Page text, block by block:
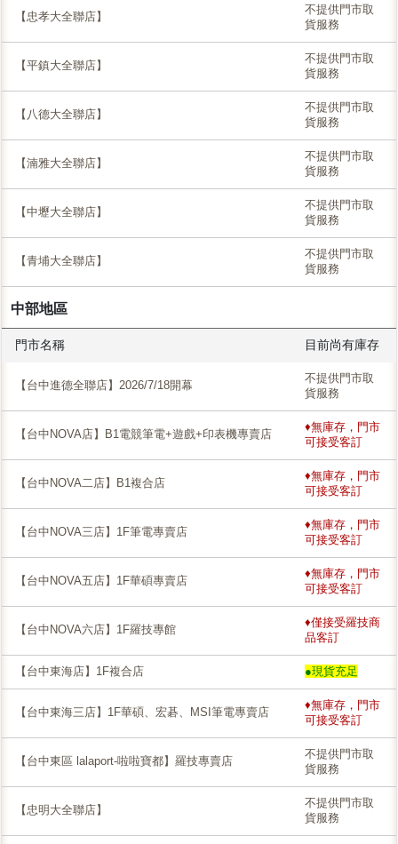
【忠孝大全聯店】
不提供門市取
貨服務
【平鎮大全聯店】
不提供門市取
貨服務
【八德大全聯店】
不提供門市取
貨服務
【湳雅大全聯店】
不提供門市取
貨服務
【中壢大全聯店】
不提供門市取
貨服務
【青埔大全聯店】
不提供門市取
貨服務
中部地區
門市名稱 目前尚有庫存
【台中進德全聯店】2026/7/18開幕
不提供門市取
貨服務
【台中NOVA店】B1電競筆電+遊戲+印表機專賣店
♦無庫存，門市
可接受客訂
【台中NOVA二店】B1複合店
♦無庫存，門市
可接受客訂
【台中NOVA三店】1F筆電專賣店
♦無庫存，門市
可接受客訂
【台中NOVA五店】1F華碩專賣店
♦無庫存，門市
可接受客訂
【台中NOVA六店】1F羅技專館
♦僅接受羅技商
品客訂
【台中東海店】1F複合店 ●現貨充足
【台中東海三店】1F華碩、宏碁、MSI筆電專賣店
♦無庫存，門市
可接受客訂
【台中東區 lalaport-啦啦寶都】羅技專賣店
不提供門市取
貨服務
【忠明大全聯店】
不提供門市取
貨服務